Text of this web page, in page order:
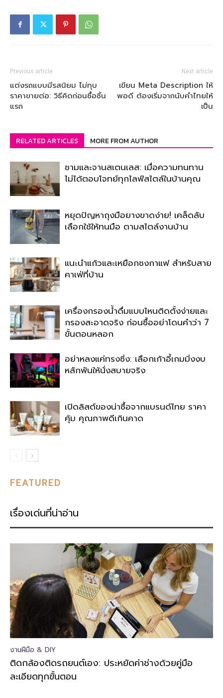
Previous article
แต่งรถแบบมีรสนิยม ไม่ทุบ
ราคาขายต่อ: วิธีคิดก่อนซื้อชิ้น
แรก
Next article
เขียน Meta Description ให้
พอดี ต้องเริ่มจากนับคำไทยให้
เป็น
RELATED ARTICLES MORE FROM AUTHOR
ชามและจานสเตนเลส: เมื่อความทนทาน
ไม่ได้ตอบโจทย์ทุกไลฟ์สไตล์ในบ้านคุณ
หยุดปัญหาถุงมือยางขาดง่าย! เคล็ดลับ
เลือกใช้ให้ทนมือ ตามสไตล์งานบ้าน
แนะนำแก้วและเหยือกชงกาแฟ สำหรับสาย
คาเฟ่ที่บ้าน
เครื่องกรองน้ำดื่มแบบไหนติดตั้งง่ายและ
กรองสะอาดจริง ก่อนซื้ออย่าโดนคำว่า 7
ขั้นตอนหลอก
อย่าหลงแค่ทรงซิ่ง: เลือกเก้าอี้เกมมิ่งงบ
หลักพันให้นั่งสบายจริง
เปิดลิสต์ของน่าซื้อจากแบรนด์ไทย ราคา
คุ้ม คุณภาพดีเกินคาด
FEATURED
เรื่องเด่นที่น่าอ่าน
งานฝีมือ & DIY
ติดกล้องติดรถยนต์เอง: ประหยัดค่าช่างด้วยคู่มือ
ละเอียดทุกขั้นตอน